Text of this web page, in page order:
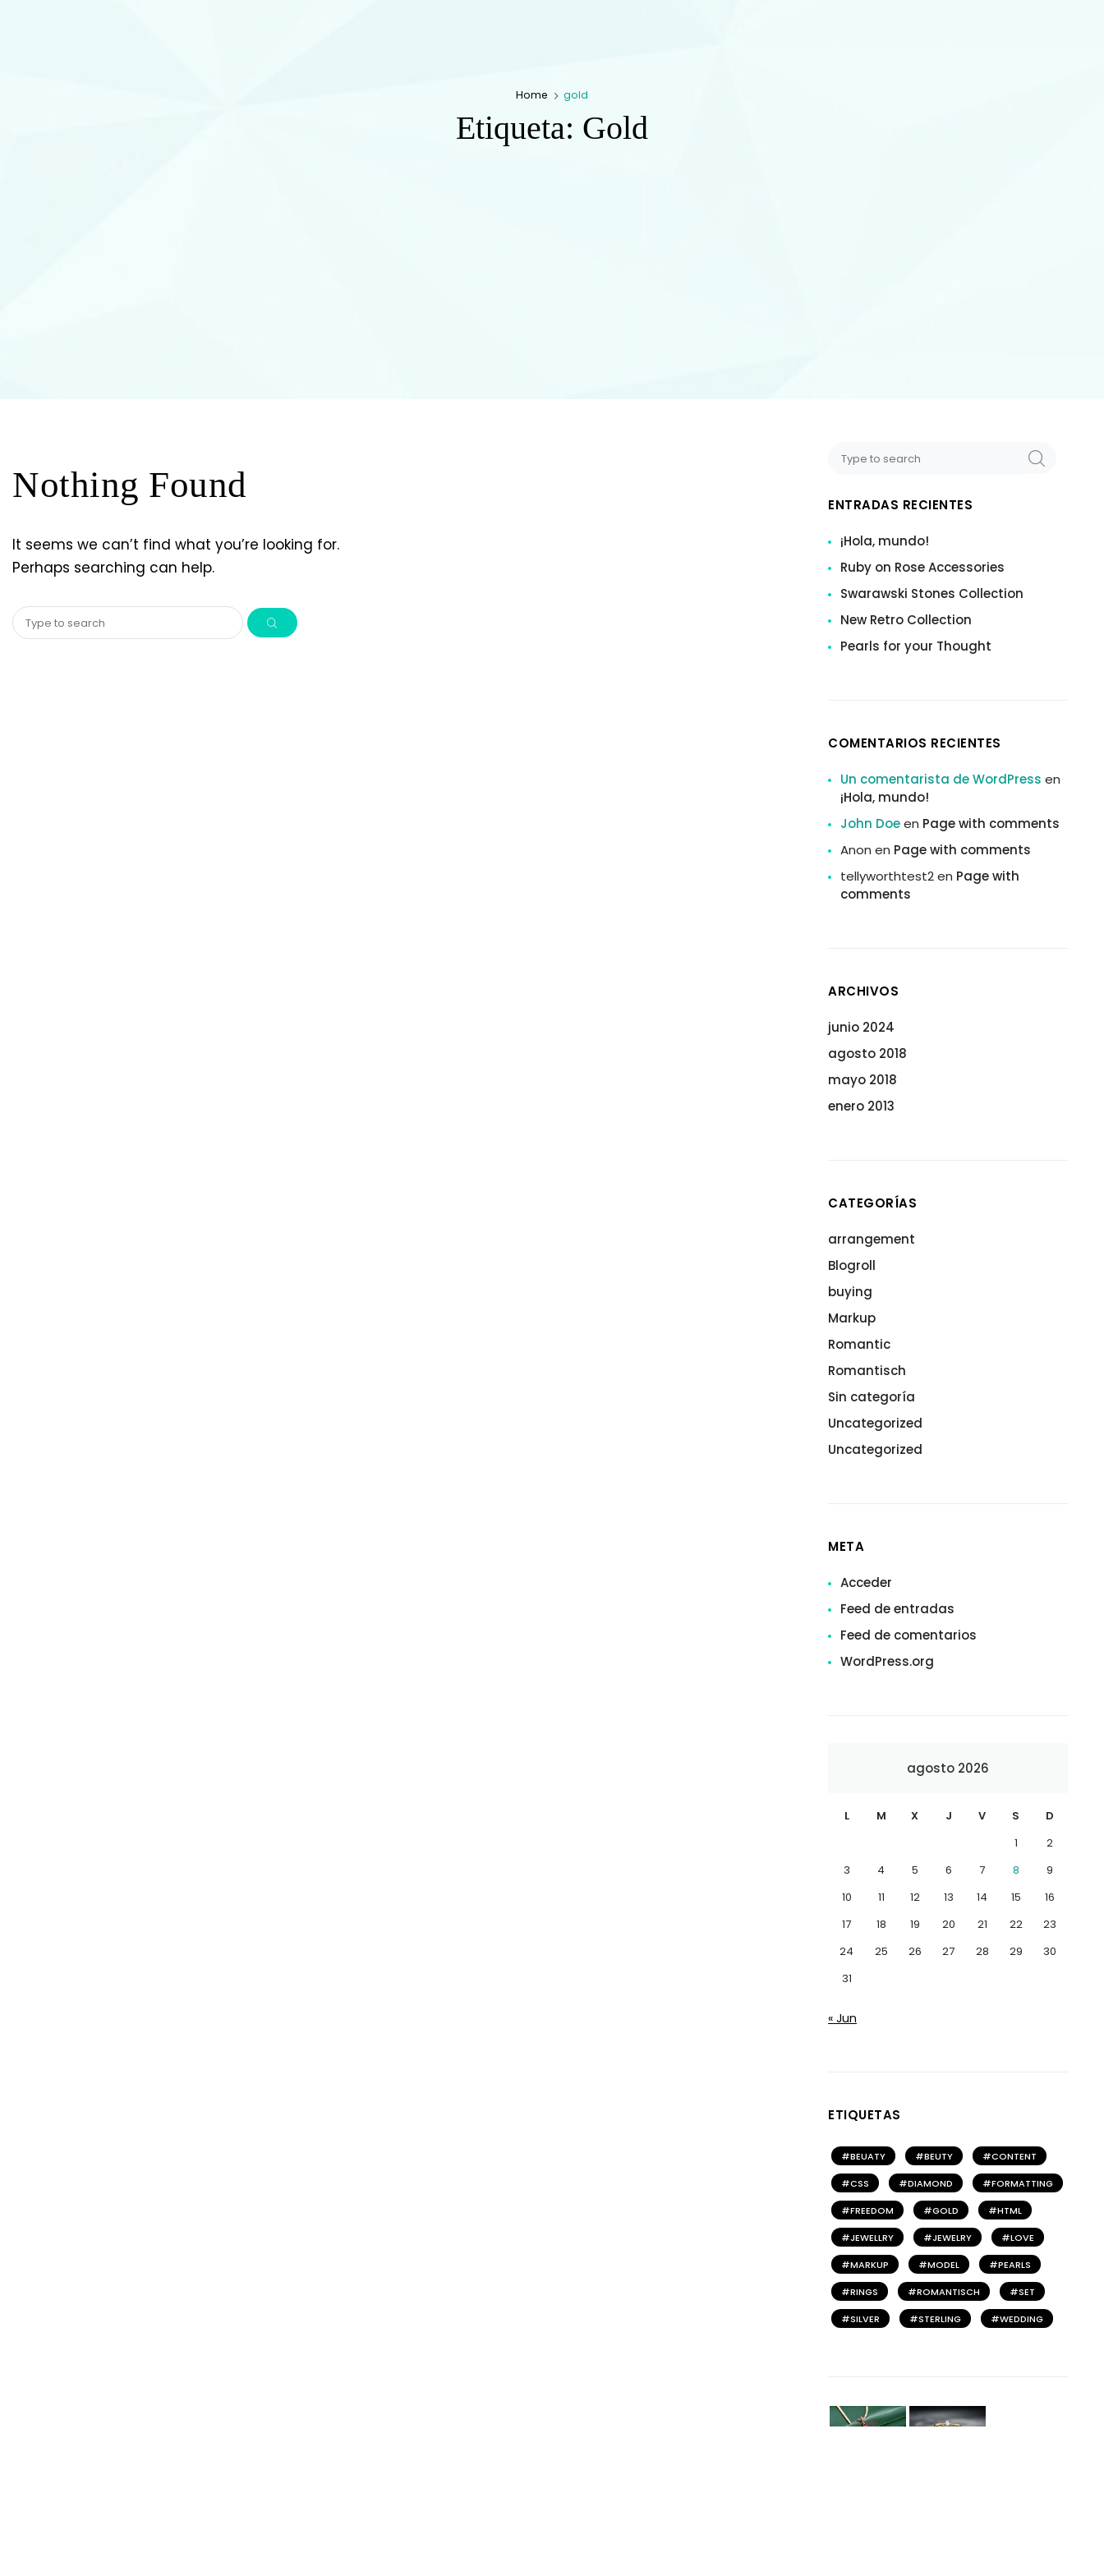
Home gold
Etiqueta: Gold
Nothing Found
It seems we can’t find what you’re looking for.
Perhaps searching can help.
ENTRADAS RECIENTES
¡Hola, mundo!
Ruby on Rose Accessories
Swarawski Stones Collection
New Retro Collection
Pearls for your Thought
COMENTARIOS RECIENTES
Un comentarista de WordPress en
¡Hola, mundo!
John Doeen Page with comments
Anon en Page with comments
tellyworthtest2en Page with
comments
ARCHIVOS
junio 2024
agosto 2018
mayo 2018
enero 2013
CATEGORÍAS
arrangement
Blogroll
buying
Markup
Romantic
Romantisch
Sin categoría
Uncategorized
Uncategorized
META
Acceder
Feed de entradas
Feed de comentarios
WordPress.org
agosto 2026
L M X J V S
D
1
2
3
4 5 6 7 8
9
10
11 12 13 14 15
16
17
18 19 20 21 22
23
24
25 26 27 28 29
30
31
« Jun
ETIQUETAS
BEUATY BEUTY CONTENT
CSS DIAMOND FORMATTING
FREEDOM GOLD HTML
JEWELLRY JEWELRY LOVE
MARKUP MODEL PEARLS
RINGS ROMANTISCH SET
SILVER STERLING WEDDING